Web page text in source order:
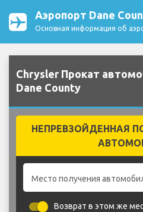
Аэропорт Dane
Основная информация об
Chrysler Прокат
Dane County
НЕПРЕВЗОЙДЕННАЯ
Место получения
Возврат в этом же